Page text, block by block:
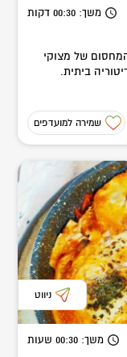
משך: 00:30 דקות
של מצוקי
ביתית.
שמירה למועדפים
ניווט
משך: 00:30 שעות